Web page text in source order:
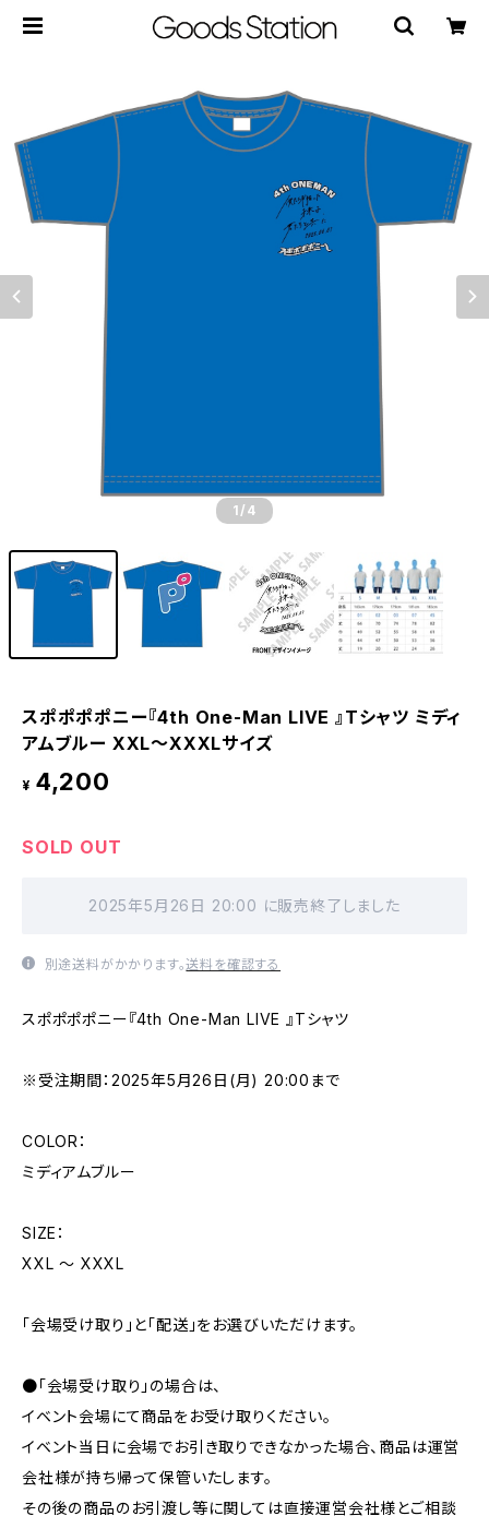
1 /4
スポポポポニー『4th One-Man LIVE 』Tシャツ ミディ
アムブルー XXL〜XXXLサイズ
¥ 4,200
SOLD OUT
2025年5月26日 20:00 に販売終了しました
別途送料がかかります。送料を確認する
スポポポポニー『4th One-Man LIVE 』Tシャツ
※受注期間：2025年5月26日(月) 20:00まで
COLOR：
ミディアムブルー
SIZE：
XXL 〜 XXXL
「会場受け取り」と「配送」をお選びいただけます。
●「会場受け取り」の場合は、
イベント会場にて商品をお受け取りください。
イベント当日に会場でお引き取りできなかった場合、商品は運営
会社様が持ち帰って保管いたします。
その後の商品のお引渡し等に関しては直接運営会社様とご相談